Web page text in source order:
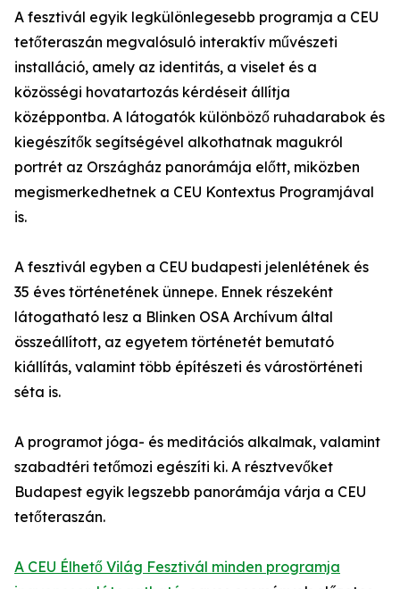
A fesztivál egyik legkülönlegesebb programja a CEU
tetőteraszán megvalósuló interaktív művészeti
installáció, amely az identitás, a viselet és a
közösségi hovatartozás kérdéseit állítja
középpontba. A látogatók különböző ruhadarabok és
kiegészítők segítségével alkothatnak magukról
portrét az Országház panorámája előtt, miközben
megismerkedhetnek a CEU Kontextus Programjával
is.
A fesztivál egyben a CEU budapesti jelenlétének és
35 éves történetének ünnepe. Ennek részeként
látogatható lesz a Blinken OSA Archívum által
összeállított, az egyetem történetét bemutató
kiállítás, valamint több építészeti és várostörténeti
séta is.
A programot jóga- és meditációs alkalmak, valamint
szabadtéri tetőmozi egészíti ki. A résztvevőket
Budapest egyik legszebb panorámája várja a CEU
tetőteraszán.
A CEU Élhető Világ Fesztivál minden programja